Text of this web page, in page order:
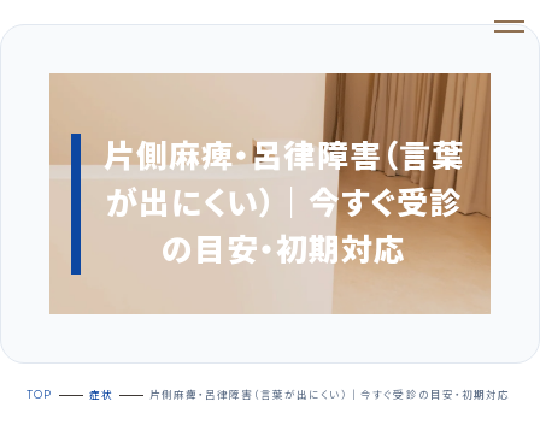
片側麻痺・呂律障害（言葉
が出にくい）｜今すぐ受診
の目安・初期対応
TOP 症状 片側麻痺・呂律障害（言葉が出にくい）｜今すぐ受診の目安・初期対応